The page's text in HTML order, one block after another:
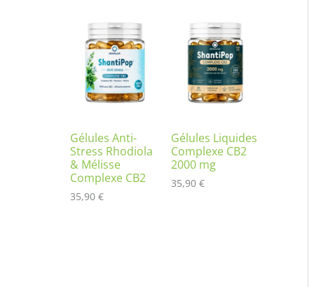
Gélules Anti-
Stress Rhodiola
& Mélisse
Complexe CB2
35,90 €
Gélules Liquides
Complexe CB2
2000 mg
35,90 €